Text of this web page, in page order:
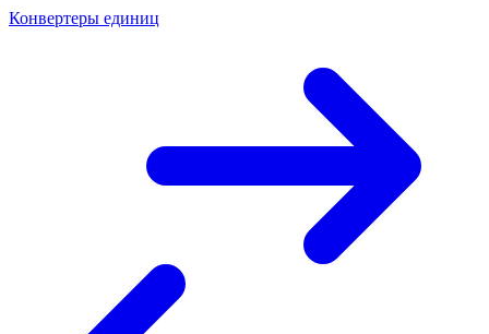
Конвертеры единиц